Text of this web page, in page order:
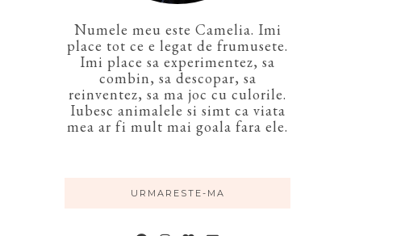
Numele meu este Camelia. Imi
place tot ce e legat de frumusete.
Imi place sa experimentez, sa
combin, sa descopar, sa
reinventez, sa ma joc cu culorile.
Iubesc animalele si simt ca viata
mea ar fi mult mai goala fara ele.
URMARESTE-MA